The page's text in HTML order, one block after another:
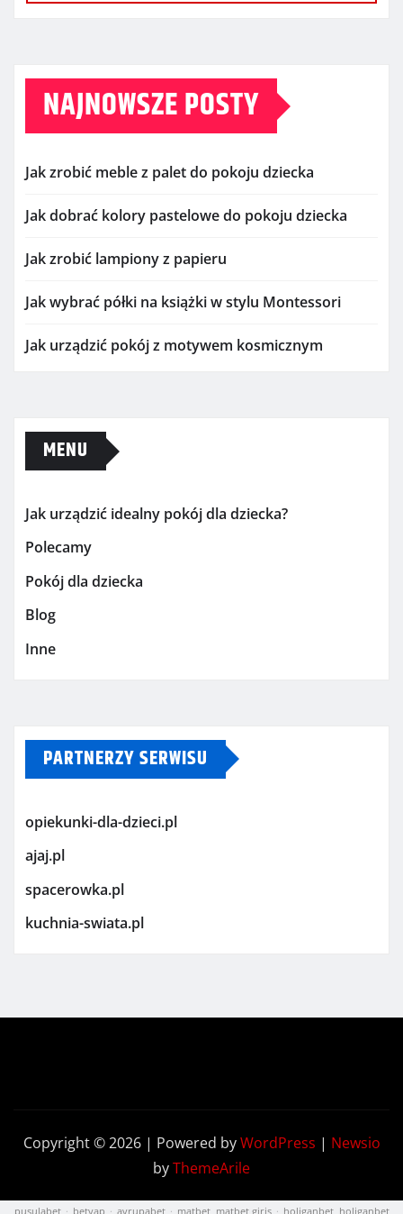
NAJNOWSZE POSTY
Jak zrobić meble z palet do pokoju dziecka
Jak dobrać kolory pastelowe do pokoju dziecka
Jak zrobić lampiony z papieru
Jak wybrać półki na książki w stylu Montessori
Jak urządzić pokój z motywem kosmicznym
MENU
Jak urządzić idealny pokój dla dziecka?
Polecamy
Pokój dla dziecka
Blog
Inne
PARTNERZY SERWISU
opiekunki-dla-dzieci.pl
ajaj.pl
spacerowka.pl
kuchnia-swiata.pl
Copyright © 2026 | Powered byWordPress | Newsio
byThemeArile
pusulabet · betyap · avrupabet · matbet, matbet giriş · holiganbet, holiganbet